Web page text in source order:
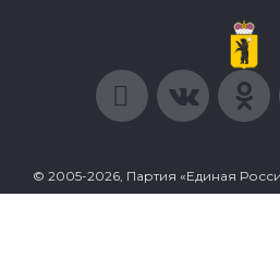
© 2005-2026, Партия «Единая